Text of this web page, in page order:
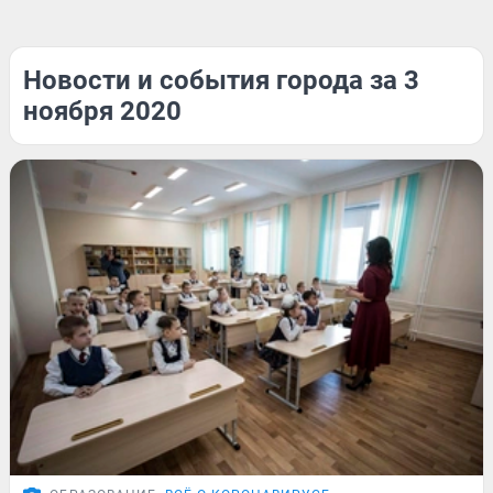
Новости и события города за 3
ноября 2020